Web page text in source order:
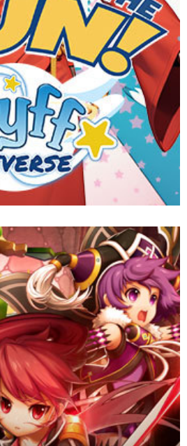
Download
to an anime-inspired realm!
and defend Aernas in this thrilling
or daring raids with friends, it's an
quest for glory!
Download